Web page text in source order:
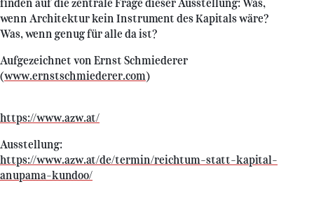
finden auf die zentrale Frage dieser Ausstellung: Was,
wenn Architektur kein Instrument des Kapitals wäre?
Was, wenn genug für alle da ist?
Aufgezeichnet von Ernst Schmiederer
(www.ernstschmiederer.com)
https://www.azw.at/
Ausstellung:
https://www.azw.at/de/termin/reichtum-statt-kapital-
anupama-kundoo/